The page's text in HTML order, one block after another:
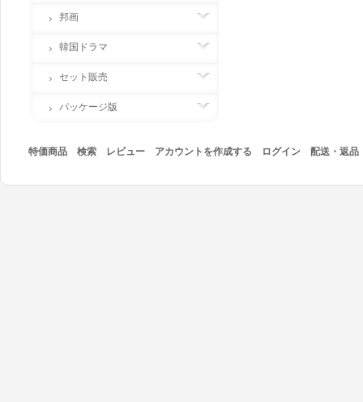
邦画
韓国ドラマ
セット販売
パッケージ版
特価商品 検索 レビュー アカウントを作成する ログイン 配送・返品